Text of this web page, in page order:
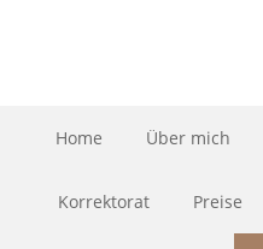
Home Über mich
Korrektorat Preise